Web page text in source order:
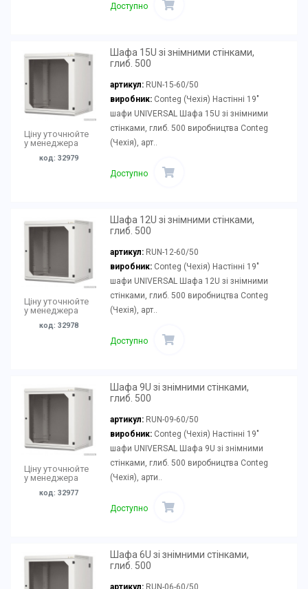
Доступно
Ціну уточнюйте
у менеджера
код: 32979
Шафа 15U зі знімними стінками,
глиб. 500
артикул: RUN-15-60/50
виробник:Conteg (Чехія) Настінні 19"
шафи UNIVERSAL Шафа 15U зі знімними
стінками, глиб. 500 виробництва Conteg
(Чехія), арт..
Доступно
Ціну уточнюйте
у менеджера
код: 32978
Шафа 12U зі знімними стінками,
глиб. 500
артикул: RUN-12-60/50
виробник:Conteg (Чехія) Настінні 19"
шафи UNIVERSAL Шафа 12U зі знімними
стінками, глиб. 500 виробництва Conteg
(Чехія), арт..
Доступно
Ціну уточнюйте
у менеджера
код: 32977
Шафа 9U зі знімними стінками,
глиб. 500
артикул: RUN-09-60/50
виробник:Conteg (Чехія) Настінні 19"
шафи UNIVERSAL Шафа 9U зі знімними
стінками, глиб. 500 виробництва Conteg
(Чехія), арти..
Доступно
Шафа 6U зі знімними стінками,
глиб. 500
артикул: RUN-06-60/50